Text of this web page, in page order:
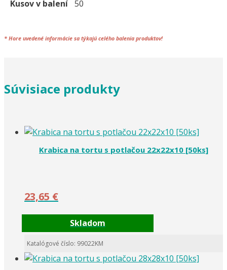
Kusov v balení 50
* Hore uvedené informácie sa týkajú celého balenia produktov!
Súvisiace produkty
Krabica na tortu s potlačou 22x22x10 [50ks]
23,65 €
Skladom
Katalógové číslo: 99022KM